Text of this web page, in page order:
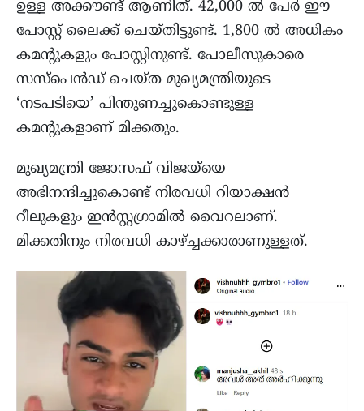
ഉള്ള അക്കൗണ്ട് ആണിത്. 42,000 ൽ പേർ ഈ
പോസ്റ്റ് ലൈക്ക് ചെയ്തിട്ടുണ്ട്. 1,800 ൽ അധികം
കമൻ്റുകളും പോസ്റ്റിനുണ്ട്. പോലീസുകാരെ
സസ്പെൻഡ് ചെയ്ത മുഖ്യമന്ത്രിയുടെ
‘നടപടിയെ’ പിന്തുണച്ചുകൊണ്ടുള്ള
കമൻ്റുകളാണ് മിക്കതും.
മുഖ്യമന്ത്രി ജോസഫ് വിജയ്‌യെ
അഭിനന്ദിച്ചുകൊണ്ട് നിരവധി റിയാക്ഷൻ
റീലുകളും ഇൻസ്റ്റഗ്രാമിൽ വൈറലാണ്.
മിക്കതിനും നിരവധി കാഴ്ച്ചക്കാരാണുള്ളത്.